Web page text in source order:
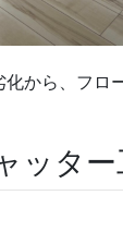
から、フロ
ッター